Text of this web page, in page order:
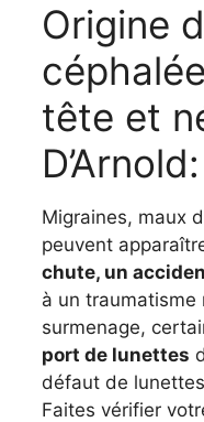
Origine
tête et
D’Arnold:
Migraines, maux
peuvent
chute, un
à un traumatisme
surmenage,
port de lunettes
défaut de
Faites vérifier